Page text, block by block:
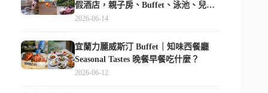
假酒店，親子房、Buffet、泳池、兒童
俱樂部超適合放電
2026-06-14
宜蘭力麗威斯汀 Buffet｜知味西餐廳
Seasonal Tastes 晚餐早餐吃什麼？
2026-06-12